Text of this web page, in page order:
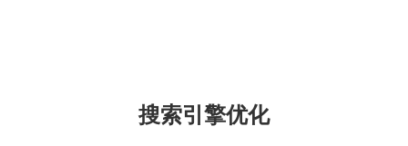
搜索引擎优化